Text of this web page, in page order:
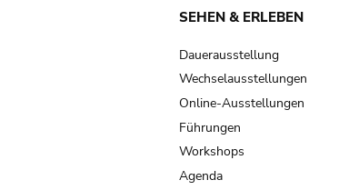
SEHEN & ERLEBEN
Dauerausstellung
Wechselausstellungen
Online-Ausstellungen
Führungen
Workshops
Agenda